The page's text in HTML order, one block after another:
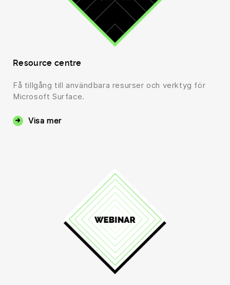
Resource centre
Få tillgång till användbara resurser och verktyg för
Microsoft Surface.
Visa mer